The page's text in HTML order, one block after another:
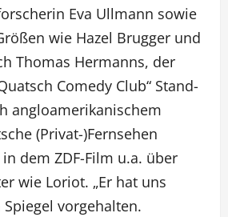
Eva Ullmann sowie
wie Hazel Brugger und
Thomas Hermanns, der
Comedy Club“ Stand-
angloamerikanischem
(Privat-)Fernsehen
dem ZDF-Film u.a. über
wie Loriot. „Er hat uns
vorgehalten.